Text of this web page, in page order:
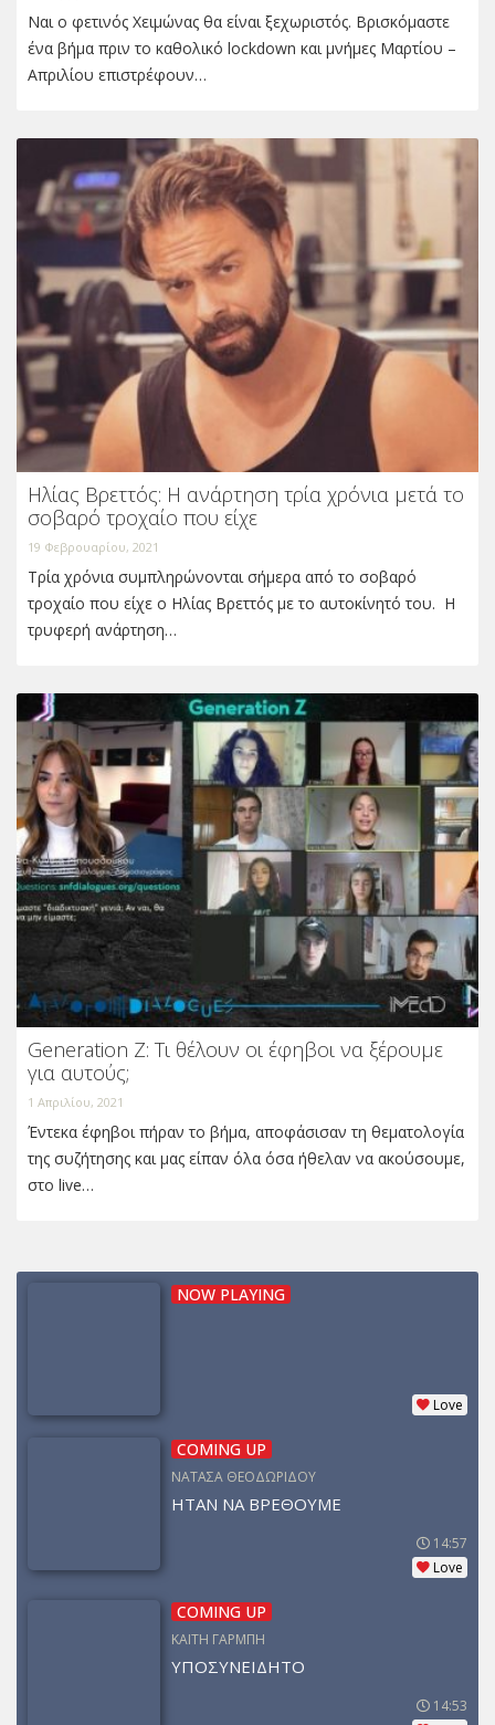
Ναι ο φετινός Χειμώνας θα είναι ξεχωριστός. Βρισκόμαστε
ένα βήμα πριν το καθολικό lockdown και μνήμες Μαρτίου –
Απριλίου επιστρέφουν…
Ηλίας Βρεττός: Η ανάρτηση τρία χρόνια μετά το
σοβαρό τροχαίο που είχε
19 Φεβρουαρίου, 2021
Τρία χρόνια συμπληρώνονται σήμερα από το σοβαρό
τροχαίο που είχε ο Ηλίας Βρεττός με το αυτοκίνητό του. Η
τρυφερή ανάρτηση…
Generation Z: Τι θέλουν οι έφηβοι να ξέρουμε
για αυτούς;
1 Απριλίου, 2021
Έντεκα έφηβοι πήραν το βήμα, αποφάσισαν τη θεματολογία
της συζήτησης και μας είπαν όλα όσα ήθελαν να ακούσουμε,
στο live…
NOW PLAYING
Love
COMING UP
ΝΑΤΑΣΑ ΘΕΟΔΩΡΙΔΟΥ
ΗΤΑΝ ΝΑ ΒΡΕΘΟΥΜΕ
14:57
Love
COMING UP
ΚΑΙΤΗ ΓΑΡΜΠΗ
ΥΠΟΣΥΝΕΙΔΗΤΟ
14:53